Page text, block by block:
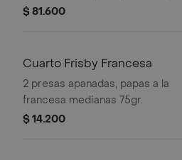
$ 81.600
Cuarto Frisby Francesa
2 presas apanadas, papas a la
francesa medianas 75gr.
$ 14.200